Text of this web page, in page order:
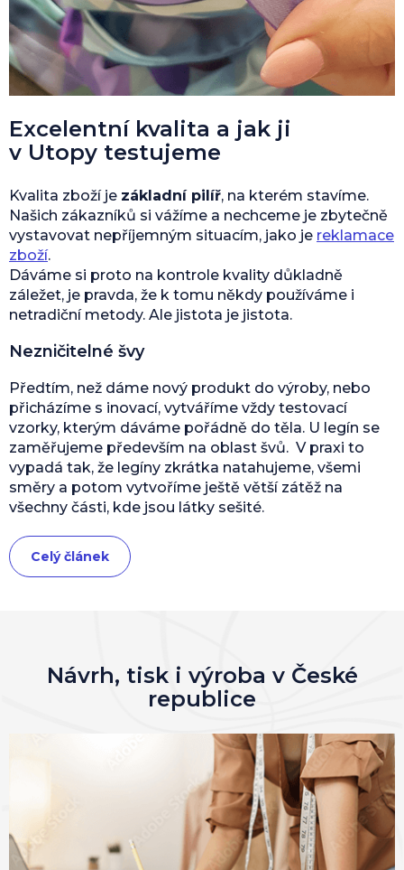
Excelentní kvalita a jak ji
v Utopy testujeme
Kvalita zboží je základní pilíř, na kterém stavíme.
Našich zákazníků si vážíme a nechceme je zbytečně
vystavovat nepříjemným situacím, jako je reklamace
zboží.
Dáváme si proto na kontrole kvality důkladně
záležet, je pravda, že k tomu někdy používáme i
netradiční metody. Ale jistota je jistota.
Nezničitelné švy
Předtím, než dáme nový produkt do výroby, nebo
přicházíme s inovací, vytváříme vždy testovací
vzorky, kterým dáváme pořádně do těla. U legín se
zaměřujeme především na oblast švů. V praxi to
vypadá tak, že legíny zkrátka natahujeme, všemi
směry a potom vytvoříme ještě větší zátěž na
všechny části, kde jsou látky sešité.
Celý článek
Návrh, tisk i výroba v České
republice